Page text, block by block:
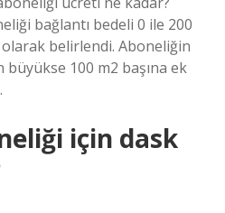
bağlantı bedeli 0 ile 200
olarak belirlendi. Aboneliğin
büyükse 100 m2 başına ek
için dask